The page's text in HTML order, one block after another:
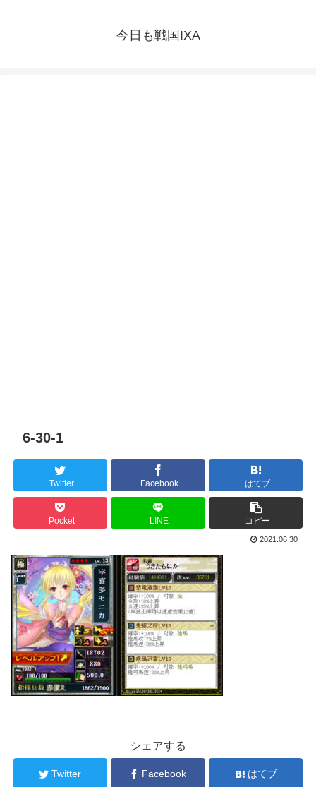
今日も戦国IXA
6-30-1
Twitter Facebook はてブ
Pocket LINE コピー
2021.06.30
シェアする
Twitter Facebook はてブ